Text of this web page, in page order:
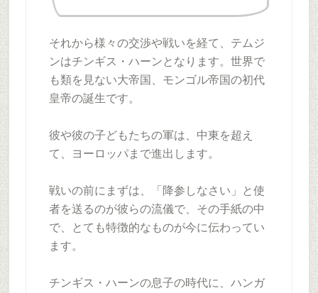
それから様々の交渉や戦いを経て、テムジ
ンはチンギス・ハーンとなります。世界で
も類を見ない大帝国、モンゴル帝国の初代
皇帝の誕生です。
彼や彼の子どもたちの軍は、中東を超え
て、ヨーロッパまで進出します。
戦いの前にまずは、「降参しなさい」と使
者を送るのが彼らの流儀で、その手紙の中
で、とても特徴的なものが今に伝わってい
ます。
チンギス・ハーンの息子の時代に、ハンガ